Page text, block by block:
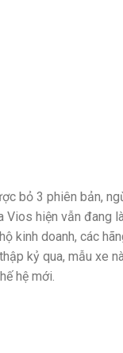
bỏ 3 phiên bản,
Vios hiện vẫn đang
kinh doanh, các
kỷ qua, mẫu xe
hệ mới.